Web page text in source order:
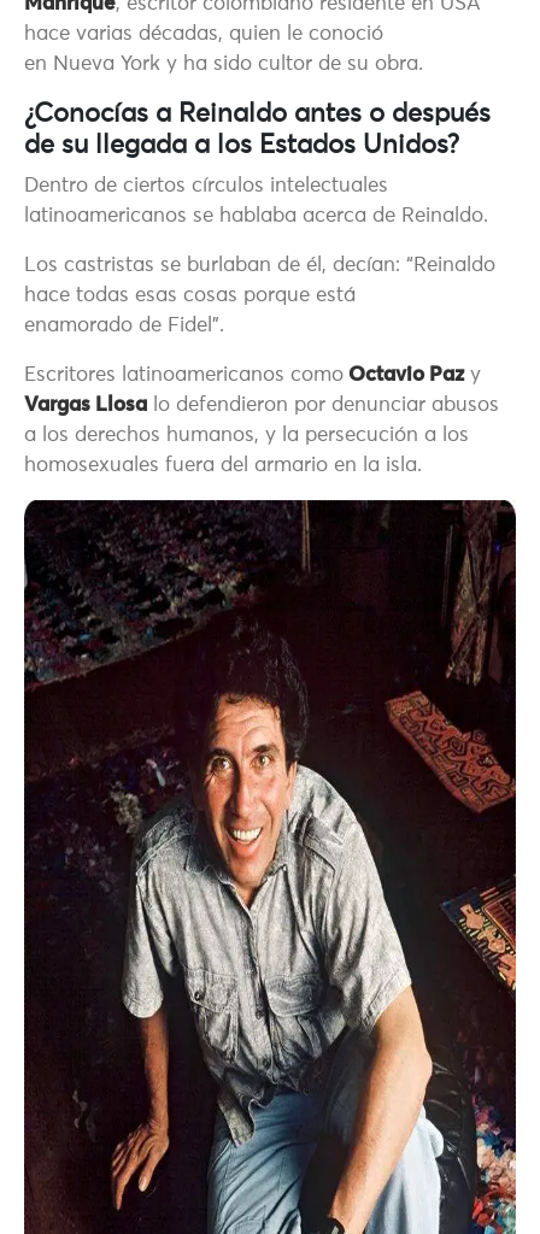
Manrique, escritor colombiano residente en USA
hace varias décadas, quien le conoció
en Nueva York y ha sido cultor de su obra.
¿Conocías a Reinaldo antes o después
de su llegada a los Estados Unidos?
Dentro de ciertos círculos intelectuales
latinoamericanos se hablaba acerca de Reinaldo.
Los castristas se burlaban de él, decían: “Reinaldo
hace todas esas cosas porque está
enamorado de Fidel”.
Escritores latinoamericanos como Octavio Pazy
Vargas Llosa lo defendieron por denunciar abusos
a los derechos humanos, y la persecución a los
homosexuales fuera del armario en la isla.